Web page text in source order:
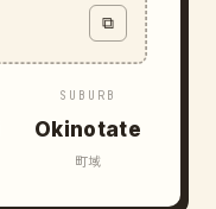
⧉
SUBURB
Okinotate
町域